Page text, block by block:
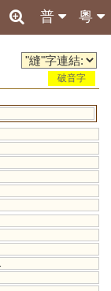
粵
普
破音字